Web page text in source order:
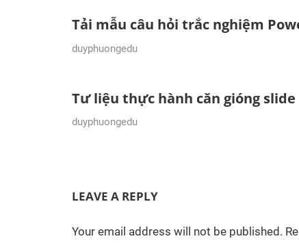
Tải mẫu câu hỏi trắc nghiệm
28/01/2024
duyphuongedu
Tư liệu thực hành căn gióng slide
18/01/2024
duyphuongedu
LEAVE A REPLY
Your email address will not be published.